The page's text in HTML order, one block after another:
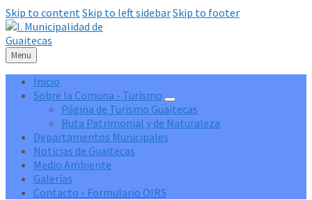
Skip to contentSkip to left sidebarSkip to footer
Menu
Inicio
Sobre la Comuna - Turismo
Página de Turismo Guaitecas
Ruta Patrimonial y de Naturaleza
Departamentos Municipales
Noticias de Guaitecas
Medio Ambiente
Galerías
Contacto - Formulario OIRS